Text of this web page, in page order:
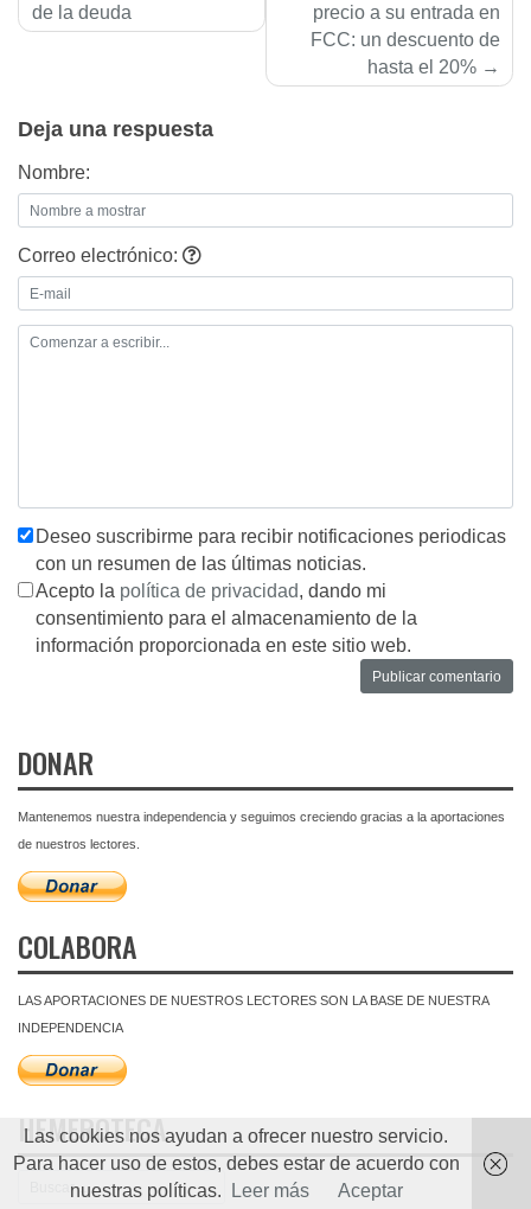
dede la deuda
precio a su entrada en
FCC: un descuento de
hasta el 20%
Deja una respuesta
Nombre:
Correo electrónico:
Deseo suscribirme para recibir notificaciones periodicas
con un resumen de las últimas noticias.
Acepto la política de privacidad, dando mi
consentimiento para el almacenamiento de la
información proporcionada en este sitio web.
DONAR
Mantenemos nuestra independencia y seguimos creciendo gracias a la aportaciones
de nuestros lectores.
COLABORA
LAS APORTACIONES DE NUESTROS LECTORES SON LA BASE DE NUESTRA
INDEPENDENCIA
HEMEROTECA
Las cookies nos ayudan a ofrecer nuestro servicio.
Para hacer uso de estos, debes estar de acuerdo con
nuestras políticas.
Leer más Aceptar